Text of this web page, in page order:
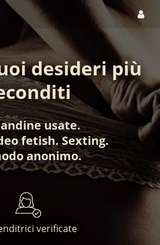
desideri più
usate.
fetish. Sexting.
anonimo.
verificate